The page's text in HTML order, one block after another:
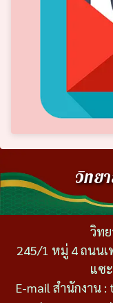
วิทย
วิท
245/1 หมู่ 4 ถนนเ
แซ
E-mail สำนักงาน :